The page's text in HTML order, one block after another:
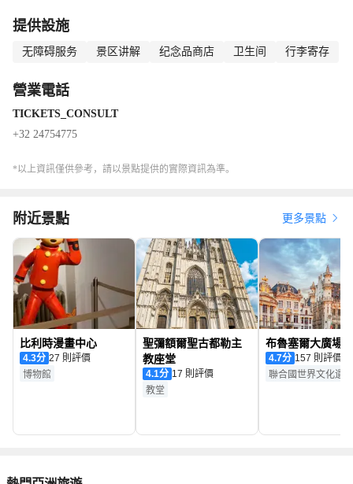
提供設施
无障碍服务 景区讲解 纪念品商店 卫生间 行李寄存
營業電話
TICKETS_CONSULT
+32 24754775
*以上資訊僅供參考，請以景點提供的實際資訊為準。
附近景點 更多景點
比利時漫畫中心
4.3分
27 則評價
博物館
聖彌額爾聖古都勒主
教座堂
4.1分
17 則評價
教堂
布魯塞爾大廣場
4.7分
157 則評價
聯合國世界文化遺產